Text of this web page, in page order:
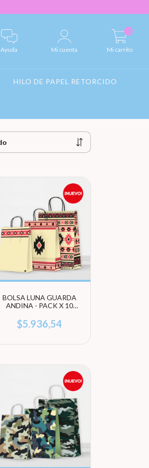
Ayuda Mi cuenta Mi carrito
0
HILO DE PAPEL RETORCIDO
BOLSA LUNA GUARDA
ANDINA - PACK X 10
TAMAÑO)
$5.936,54